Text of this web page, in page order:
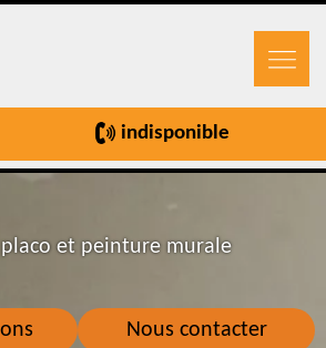
indisponible
Nous contacter
placo et peinture murale